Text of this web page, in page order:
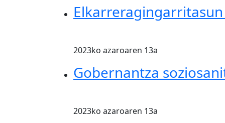
2023ko azaroaren 13a
Gobernantza
2023ko azaroaren 13a